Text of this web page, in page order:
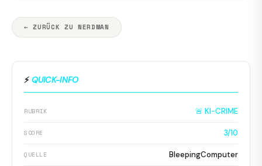
← ZURÜCK ZU NERDMAN
⚡ QUICK-INFO
RUBRIK 🚨 KI-CRIME
SCORE 3/10
QUELLE BleepingComputer